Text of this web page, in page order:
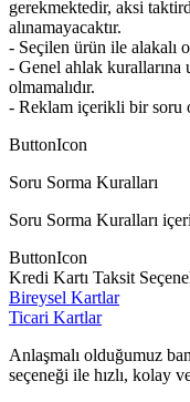
gerekmektedir, aksi
alınamayacaktır.
- Seçilen ürün ile alakalı
- Genel ahlak
olmamalıdır.
- Reklam içerikli bir soru
ButtonIcon
Soru Sorma Kuralları
Soru Sorma Kuralları
ButtonIcon
Kredi Kartı Taksit
Bireysel Kartlar
Ticari Kartlar
Anlaşmalı olduğumuz
seçeneği ile hızlı, kolay